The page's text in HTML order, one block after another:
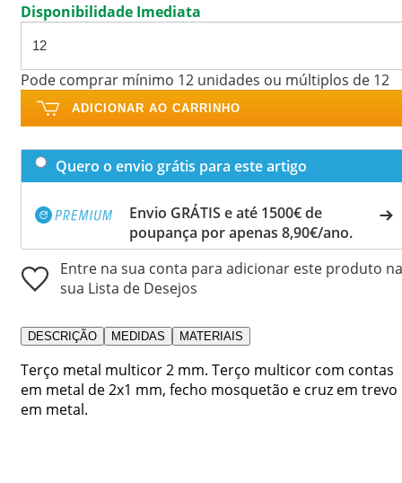
Disponibilidade Imediata
Pode comprar mínimo 12 unidades ou múltiplos de 12
ADICIONAR AO CARRINHO
Quero o envio grátis para este artigo
Envio GRÁTIS e até 1500€ de
poupança por apenas 8,90€/ano.
Entre na sua conta para adicionar este produto na
sua Lista de Desejos
DESCRIÇÃO MEDIDAS MATERIAIS
Terço metal multicor 2 mm. Terço multicor com contas
em metal de 2x1 mm, fecho mosquetão e cruz em trevo
em metal.